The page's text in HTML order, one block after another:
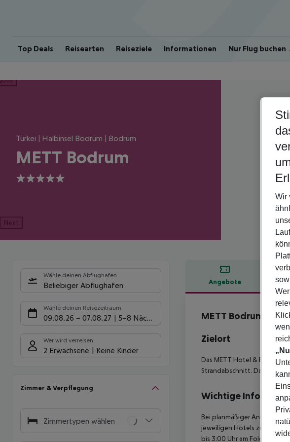
Top Deals Reisearten Reiseziele Informationen Nur Flug buchen
Türkei | Halbinsel Bodrum | Bodrum
METT Bodrum
5
Next
Wähle deinen Abflughafen
Beliebiger Abflughafen
Wähle deinen Reisezeitraum
09.08.26 – 07.08.27 5-8 Nächte
Wer wird verreisen
2 Erwachsene Keine Kinder
Zimmer & Verpflegung
Zimmertypen wählen
Angebote
METT Bodrum
Zielort
Das METT Hotel & Beach
Strandabschnitt. Das Hotel
Wichtige
Bei planmäßiger Ankunft
jeweiligen Hotels zur
bis 3:00 Uhr am Folgetag
Wir